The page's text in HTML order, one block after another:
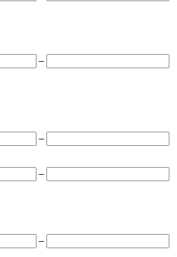
–
–
–
–